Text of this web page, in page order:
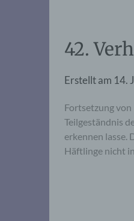
42.
Erstellt am 14.
Fortsetzung von
Teilgeständnis
erkennen lasse.
Häftlinge nicht